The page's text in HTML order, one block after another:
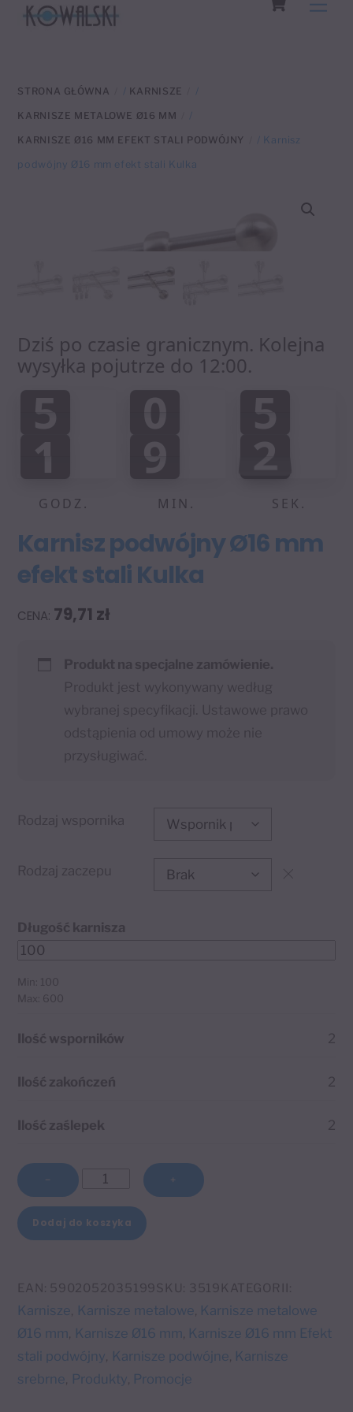
STRONA GŁÓWNA / KARNISZE /
KARNISZE METALOWE Ø16 MM /
KARNISZE Ø16 MM EFEKT STALI PODWÓJNY / Karnisz
podwójny Ø16 mm efekt stali Kulka
Dziś po czasie granicznym. Kolejna
wysyłka pojutrze do 12:00.
5
0
5
1
0
1
0
0
9
0
9
5
0
5
2
3
2
GODZ. MIN. SEK.
Karnisz podwójny Ø16 mm
efekt stali Kulka
79,71 zł
Rodzaj wspornika
Rodzaj zaczepu
Długość karnisza
Min: 100
Max: 600
Ilość wsporników 2
Ilość zakończeń 2
Ilość zaślepek 2
−
ilość
podwójny
Ø16
efekt
stali
Kulka
+
Dodaj do koszyka
l
t
e
r
n
EAN: 5902052035199 SKU: 3519 KATEGORII:
Karnisze, Karnisze metalowe, Karnisze metalowe
Ø16 mm, Karnisze Ø16 mm, Karnisze Ø16 mm Efekt
stali podwójny, Karnisze podwójne, Karnisze
srebrne, Produkty, Promocje